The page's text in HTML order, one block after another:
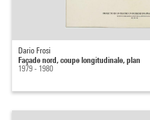
Dario Frosi
Façade nord, coupe longitudinale, plan
1979 - 1980